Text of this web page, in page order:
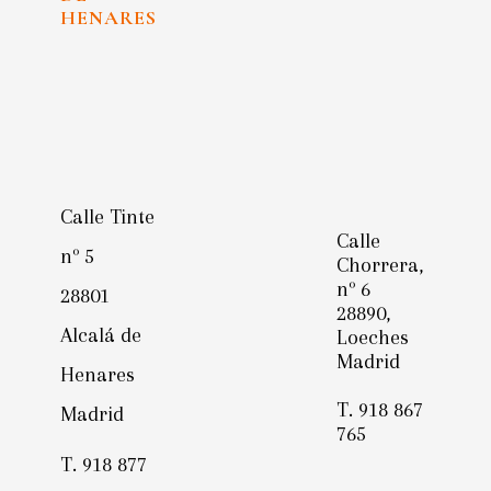
HENARES
Calle Tinte
nº 5
28801
Alcalá de
Henares
Madrid
T. 918 877
Calle
Chorrera,
nº 6
28890,
Loeches
Madrid
T. 918 867
765